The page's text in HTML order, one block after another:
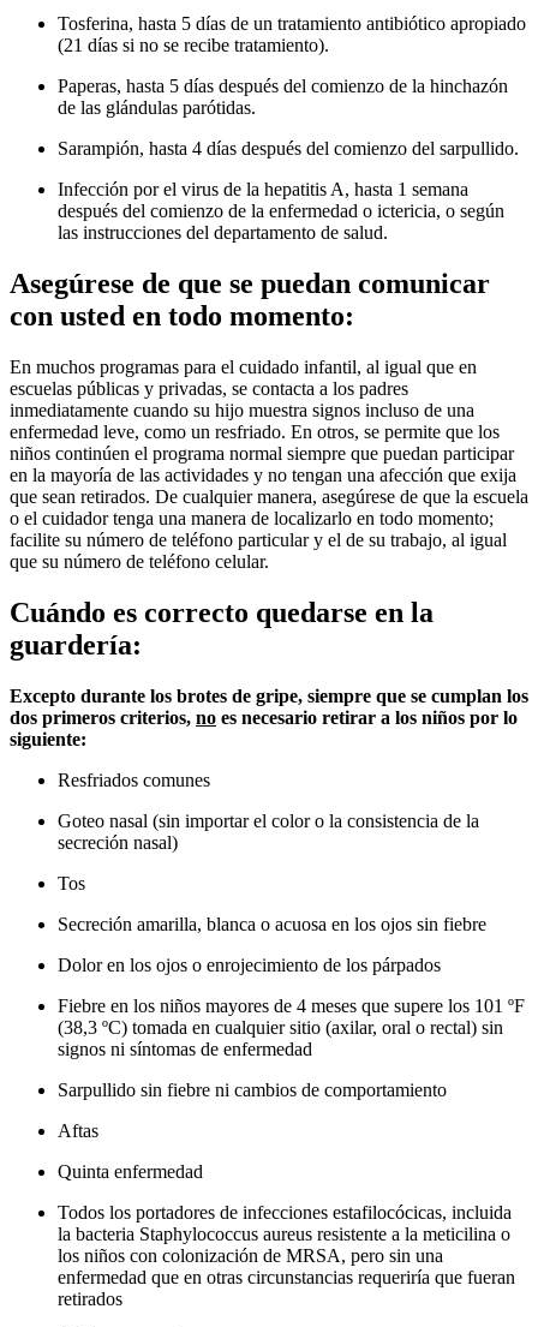
Tosferina, hasta 5 días de un tratamiento antibiótico apropiado
(21 días si no se recibe tratamiento).
Paperas, hasta 5 días después del comienzo de la hinchazón
de las glándulas parótidas.
Sarampión, hasta 4 días después del comienzo del sarpullido.
Infección por el virus de la hepatitis A, hasta 1 semana
después del comienzo de la enfermedad o ictericia, o según
las instrucciones del departamento de salud.
Asegúrese de que se puedan comunicar
con usted en todo momento:
En muchos programas para el cuidado infantil, al igual que en
escuelas públicas y privadas, se contacta a los padres
inmediatamente cuando su hijo muestra signos incluso de una
enfermedad leve, como un resfriado. En otros, se permite que los
niños continúen el programa normal siempre que puedan participar
en la mayoría de las actividades y no tengan una afección que exija
que sean retirados. De cualquier manera, asegúrese de que la escuela
o el cuidador tenga una manera de localizarlo en todo momento;
facilite su número de teléfono particular y el de su trabajo, al igual
que su número de teléfono celular.
Cuándo es correcto quedarse en la
guardería:
Excepto durante los brotes de gripe, siempre que se cumplan los
dos primeros criterios, no es necesario retirar a los niños por lo
siguiente:
Resfriados comunes
Goteo nasal (sin importar el color o la consistencia de la
secreción nasal)
Tos
Secreción amarilla, blanca o acuosa en los ojos sin fiebre
Dolor en los ojos o enrojecimiento de los párpados
Fiebre en los niños mayores de 4 meses que supere los 101 ºF
(38,3 ºC) tomada en cualquier sitio (axilar, oral o rectal) sin
signos ni síntomas de enfermedad
Sarpullido sin fiebre ni cambios de comportamiento
Aftas
Quinta enfermedad
Todos los portadores de infecciones estafilocócicas, incluida
la bacteria Staphylococcus aureus resistente a la meticilina o
los niños con colonización de MRSA, pero sin una
enfermedad que en otras circunstancias requeriría que fueran
retirados